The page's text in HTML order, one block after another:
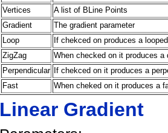
Vertices
A list of BLine Points
Gradient
The gradient parameter
Loop
If chekced on produces a
ZigZag
When checked on it produces a
Perpendicular
If chekced on it produces a
Fast
When cheked on it produces a
Linear Gradient